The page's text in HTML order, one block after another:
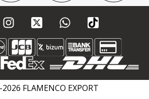
FLAMENCO EXPORT